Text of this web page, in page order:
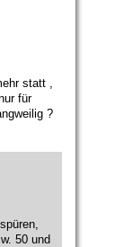
statt ,
für
?
50 und